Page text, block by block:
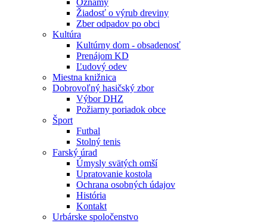
Oznamy
Žiadosť o výrub dreviny
Zber odpadov po obci
Kultúra
Kultúrny dom - obsadenosť
Prenájom KD
Ľudový odev
Miestna knižnica
Dobrovoľný hasičský zbor
Výbor DHZ
Požiarny poriadok obce
Šport
Futbal
Stolný tenis
Farský úrad
Úmysly svätých omší
Upratovanie kostola
Ochrana osobných údajov
História
Kontakt
Urbárske spoločenstvo